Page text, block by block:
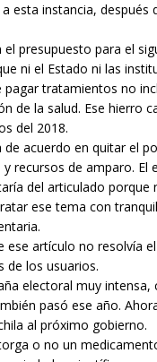
esta instancia, después
presupuesto para el
ni el Estado ni las
tratamientos no
de la salud. Ese hierro
del 2018.
acuerdo en quitar el
recursos de amparo. El
del articulado porque
ese tema con
ese artículo no resolvía
de los usuarios.
electoral muy intensa,
pasó ese año.
al próximo gobierno.
o no un